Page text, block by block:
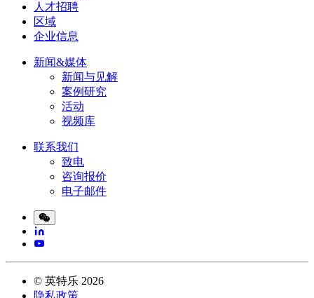
人才招聘
区域
企业信息
新闻&媒体
新闻与见解
案例研究
活动
视频库
联系我们
致电
咨询报价
电子邮件
© 英特乐 2026